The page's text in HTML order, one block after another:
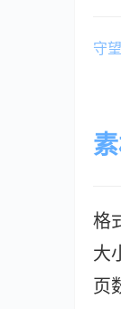
守
格
大
页